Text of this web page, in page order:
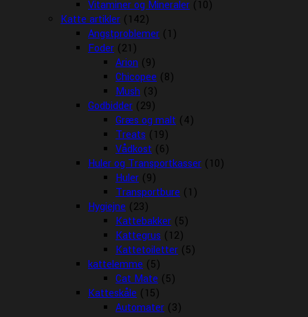
Vitaminer og Mineraler (10)
Katte artikler (142)
Angstproblemer (1)
Foder (21)
Arion (9)
Chicopee (8)
Mush (3)
Godbidder (29)
Græs og malt (4)
Treats (19)
Vådkost (6)
Huler og Transportkasser (10)
Huler (9)
Transportbure (1)
Hygiejne (23)
Kattebakker (5)
Kattegrus (12)
Kattetoiletter (5)
kattelemme (5)
Cat Mate (5)
Katteskåle (15)
Automater (3)